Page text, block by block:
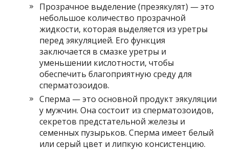
Прозрачное выделение (преэякулят) — это
небольшое количество прозрачной
жидкости, которая выделяется из уретры
перед эякуляцией. Его функция
заключается в смазке уретры и
уменьшении кислотности, чтобы
обеспечить благоприятную среду для
сперматозоидов.
Сперма — это основной продукт эякуляции
у мужчин. Она состоит из сперматозоидов,
секретов предстательной железы и
семенных пузырьков. Сперма имеет белый
или серый цвет и липкую консистенцию.